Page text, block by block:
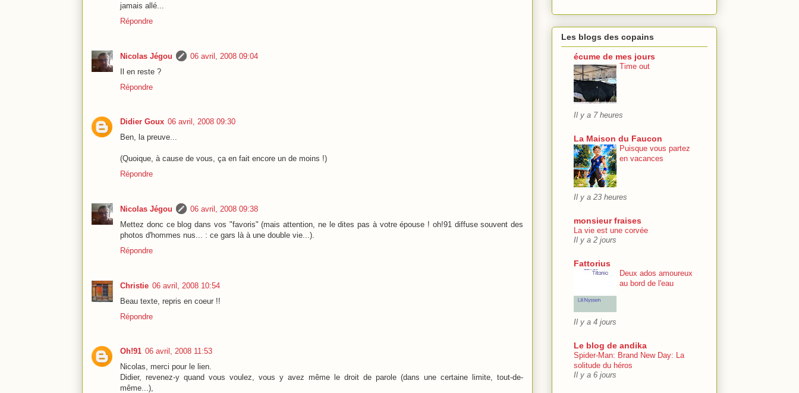
jamais allé...
Répondre
Nicolas Jégou
06 avril, 2008 09:04
Il en reste ?
Répondre
Didier Goux 06 avril, 2008 09:30
Ben, la preuve...
(Quoique, à cause de vous, ça en fait encore un de moins !)
Répondre
Nicolas Jégou
06 avril, 2008 09:38
Mettez donc ce blog dans vos "favoris" (mais attention, ne le dites pas à votre épouse ! oh!91 diffuse souvent des
photos d'hommes nus... : ce gars là à une double vie...).
Répondre
Christie 06 avril, 2008 10:54
Beau texte, repris en coeur !!
Répondre
Oh!91 06 avril, 2008 11:53
Nicolas, merci pour le lien.
Didier, revenez-y quand vous voulez, vous y avez même le droit de parole (dans une certaine limite, tout-de-
même...),
Les blogs des copains
écume de mes jours
Time out
Il y a 7 heures
La Maison du Faucon
Puisque vous partez
en vacances
Il y a 23 heures
monsieur fraises
La vie est une corvée
Il y a 2 jours
Fattorius
Deux ados amoureux
au bord de l'eau
Il y a 4 jours
Le blog de andika
Spider-Man: Brand New Day: La
solitude du héros
Il y a 6 jours